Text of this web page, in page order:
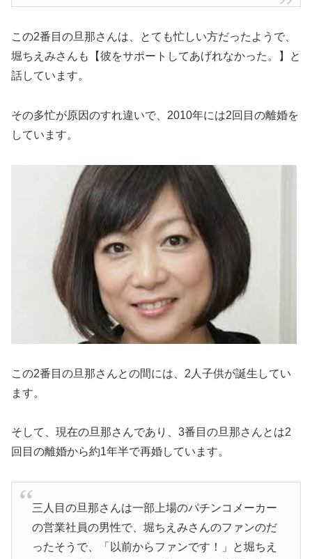
この2番目の旦那さんは、とても忙しい方だったようで、
堀ちえみさんも【彼をサポートしてあげれなかった。】と
話しています。
その多忙が原因のすれ違いで、2010年には2回目の離婚を
しています。
この2番目の旦那さんとの間には、2人子供が誕生してい
ます。
そして、現在の旦那さんであり、3番目の旦那さんとは2
回目の離婚から約1年半で再婚しています。
三人目の旦那さんは一部上場のパチンコメーカー
の営業社員の男性で、堀ちえみさんのファンのだ
ったそうで、「以前からファンです！」と堀ちえ